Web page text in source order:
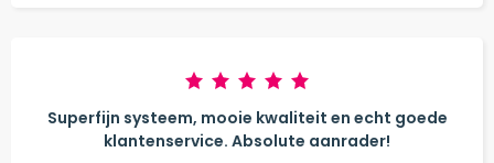
Superfijn systeem, mooie kwaliteit en echt goede
klantenservice. Absolute aanrader!